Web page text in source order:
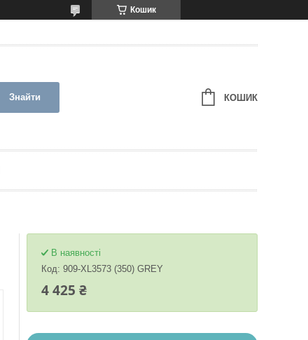
Кошик
Знайти КОШИК
В наявності
Код: 909-XL3573 (350) GREY
4 425 ₴